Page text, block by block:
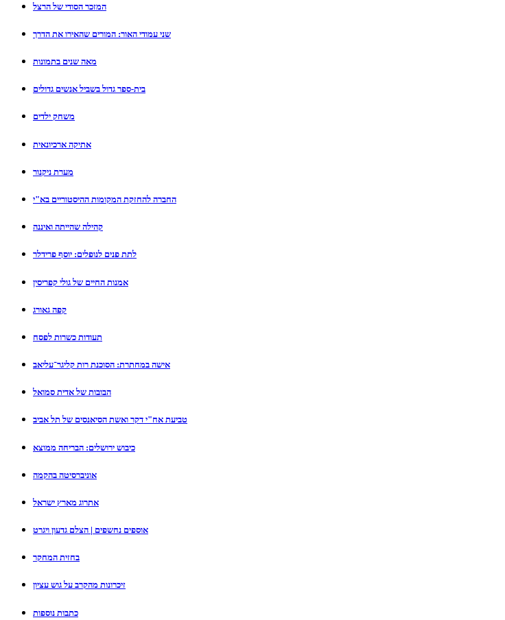
המזכר הסודי של הרצל
שני עמודי האור: המורים שהאירו את הדרך
מאה שנים בתמונות
בית-ספר גדול בשביל אנשים גדולים
משחק ילדים
אתיקה ארכיונאית
מערת ניקנור
החברה להחזקת המקומות ההיסטוריים בא"י
קהילה שהייתה ואיננה
לתת פנים לנופלים: יוסף פרידלר
אמנות החיים של גולי קפריסין
קפה גאורג
תעודות כשרות לפסח
אישה במחתרת: הסוכנת רות קליגר־עליאב
הבובות של אדית סמואל
טביעת אח"י דקר ואשת הסיאנסים של תל אביב
כיבוש ירושלים: הבריחה ממוצא
אוניברסיטה בהקמה
אתרוג מארץ ישראל
אוספים נחשפים | הצלם גדעון ויגרט
בחזית המחקר
זיכרונות מהקרב על גוש עציון
כתבות נוספות